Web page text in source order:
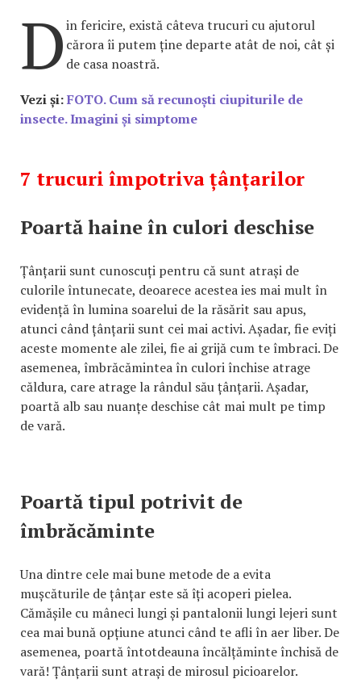
Din fericire, există câteva trucuri cu ajutorul
cărora îi putem ține departe atât de noi, cât și
de casa noastră.
Vezi și:FOTO. Cum să recunoști ciupiturile de
insecte. Imagini și simptome
7 trucuri împotriva țânțarilor
Poartă haine în culori deschise
Țânțarii sunt cunoscuți pentru că sunt atrași de
culorile întunecate, deoarece acestea ies mai mult în
evidență în lumina soarelui de la răsărit sau apus,
atunci când țânțarii sunt cei mai activi. Așadar, fie eviți
aceste momente ale zilei, fie ai grijă cum te îmbraci. De
asemenea, îmbrăcămintea în culori închise atrage
căldura, care atrage la rândul său țânțarii. Așadar,
poartă alb sau nuanțe deschise cât mai mult pe timp
de vară.
Poartă tipul potrivit de
îmbrăcăminte
Una dintre cele mai bune metode de a evita
mușcăturile de țânțar este să îți acoperi pielea.
Cămășile cu mâneci lungi și pantalonii lungi lejeri sunt
cea mai bună opțiune atunci când te afli în aer liber. De
asemenea, poartă întotdeauna încălțăminte închisă de
vară! Țânțarii sunt atrași de mirosul picioarelor.